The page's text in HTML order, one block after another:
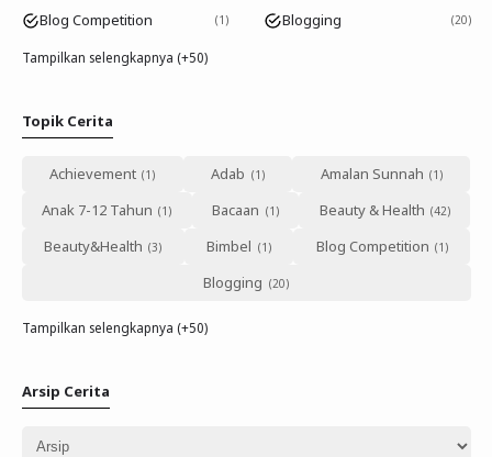
Blog Competition 1 Blogging 20
Tampilkan selengkapnya (+50)
Topik Cerita
Achievement Adab
Amalan Sunnah
Anak 7-12 Tahun
Bacaan
Beauty & Health
Beauty&Health
Bimbel
Blog Competition
Blogging
Tampilkan selengkapnya (+50)
Arsip Cerita